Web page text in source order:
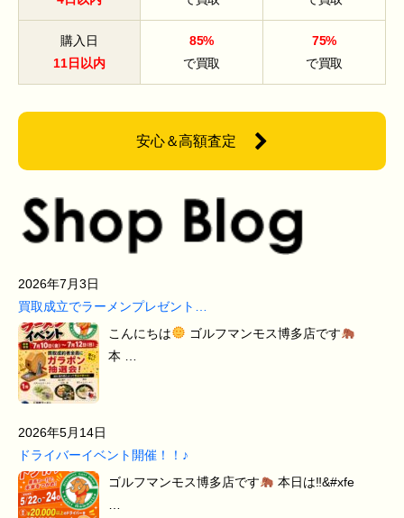
購入日
11日以内
85%
で買取
75%
で買取
安心＆高額査定
2026年7月3日
買取成立でラーメンプレゼント…
こんにちは
ゴルフマンモス博多店です
本 …
2026年5月14日
ドライバーイベント開催！！♪
ゴルフマンモス博多店です
本日は‼&#xfe